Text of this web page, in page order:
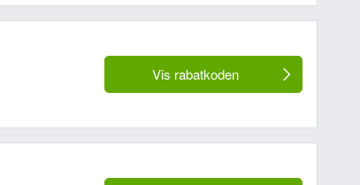
Vis rabatkoden